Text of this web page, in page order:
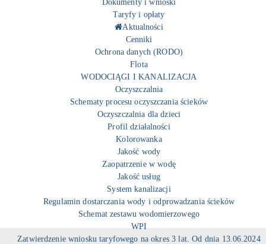
Dokumenty i wnioski
Taryfy i opłaty
Aktualności
Cenniki
Ochrona danych (RODO)
Flota
WODOCIĄGI I KANALIZACJA
Oczyszczalnia
Schematy procesu oczyszczania ścieków
Oczyszczalnia dla dzieci
Profil działalności
Kolorowanka
Jakość wody
Zaopatrzenie w wodę
Jakość usług
System kanalizacji
Regulamin dostarczania wody i odprowadzania ścieków
Schemat zestawu wodomierzowego
WPI
Zatwierdzenie wniosku taryfowego na okres 3 lat. Od dnia 13.06.2024